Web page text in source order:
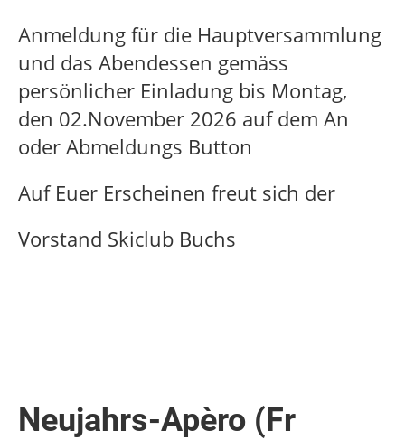
Anmeldung für die Hauptversammlung
und das Abendessen gemäss
persönlicher Einladung bis Montag,
den 02.November 2026 auf dem An
oder Abmeldungs Button
Auf Euer Erscheinen freut sich der
Vorstand Skiclub Buchs
Neujahrs-Apèro (Fr